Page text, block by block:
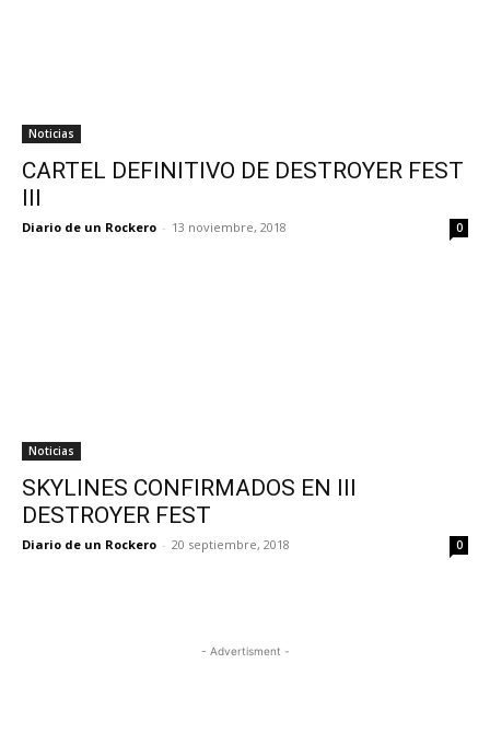
Noticias
CARTEL DEFINITIVO DE DESTROYER FEST
III
Diario de un Rockero - 13 noviembre, 2018 0
Noticias
SKYLINES CONFIRMADOS EN III
DESTROYER FEST
Diario de un Rockero - 20 septiembre, 2018 0
- Advertisment -